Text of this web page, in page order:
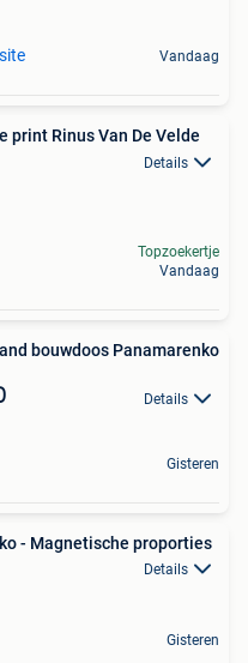
Vandaag
print Rinus Van De Velde
Details
Topzoekertje
Vandaag
bouwdoos Panamarenko
Details
Gisteren
- Magnetische proporties
Details
Gisteren